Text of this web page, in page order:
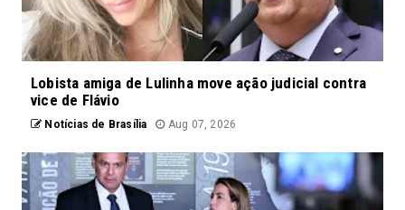
Lobista amiga de Lulinha move ação judicial contra
vice de Flávio
Notícias de Brasília Aug 07, 2026